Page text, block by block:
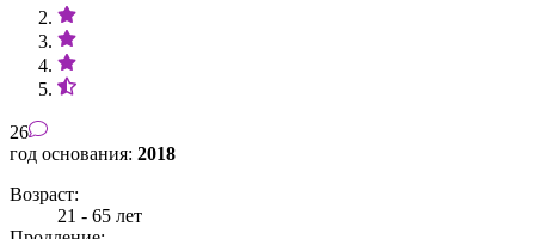
26
год основания: 2018
Возраст:
21 - 65 лет